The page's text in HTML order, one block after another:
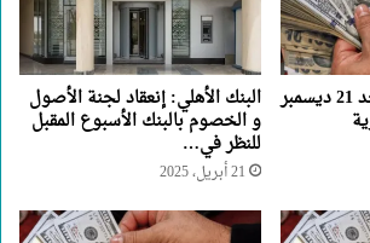
سعر الدولار اليوم الأحد 21 ديسمبر البنك الأهلي: إنعقاد لجنة الأصول
و الخصوم بالبنك الأسبوع المقبل
للنظر في…
21 أبريل، 2025